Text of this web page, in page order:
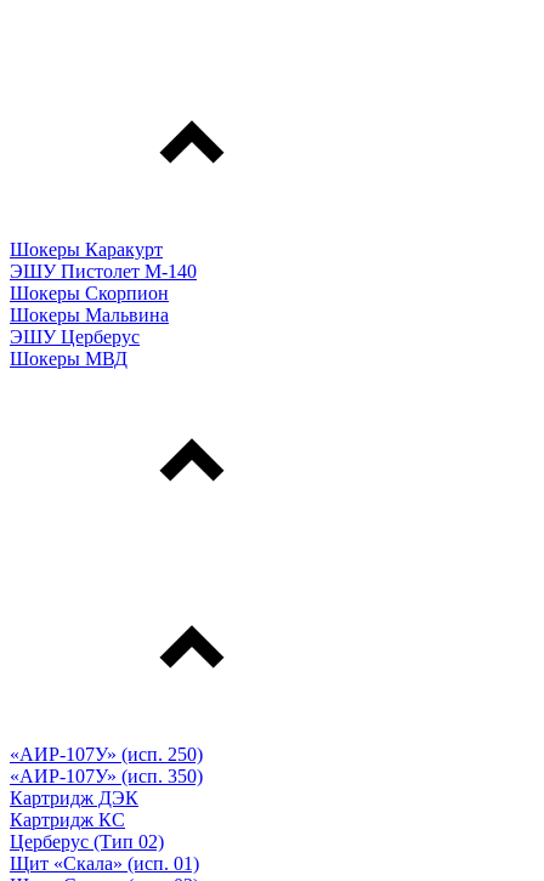
Шокеры Каракурт
ЭШУ Пистолет М-140
Шокеры Скорпион
Шокеры Мальвина
ЭШУ Церберус
Шокеры МВД
«АИР-107У» (исп. 250)
«АИР-107У» (исп. 350)
Картридж ДЭК
Картридж КС
Церберус (Тип 02)
Щит «Скала» (исп. 01)